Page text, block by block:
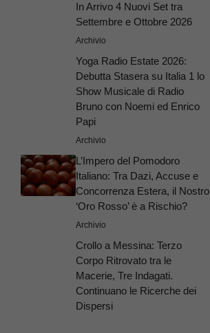
In Arrivo 4 Nuovi Set tra
Settembre e Ottobre 2026
Archivio
Yoga Radio Estate 2026:
Debutta Stasera su Italia 1 lo
Show Musicale di Radio
Bruno con Noemi ed Enrico
Papi
Archivio
L’Impero del Pomodoro
Italiano: Tra Dazi, Accuse e
Concorrenza Estera, il Nostro
‘Oro Rosso’ è a Rischio?
Archivio
Crollo a Messina: Terzo
Corpo Ritrovato tra le
Macerie, Tre Indagati.
Continuano le Ricerche dei
Dispersi